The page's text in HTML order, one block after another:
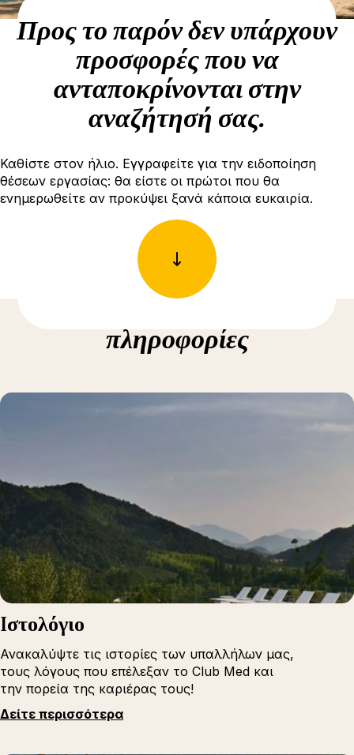
Προς το παρόν δεν υπάρχουν
προσφορές που να
ανταποκρίνονται στην
αναζήτησή σας.
Καθίστε στον ήλιο. Εγγραφείτε για την ειδοποίηση
θέσεων εργασίας: θα είστε οι πρώτοι που θα
ενημερωθείτε αν προκύψει ξανά κάποια ευκαιρία.
πληροφορίες
Iστολόγιο
Ανακαλύψτε τις ιστορίες των υπαλλήλων μας,
τους λόγους που επέλεξαν το Club Med και
την πορεία της καριέρας τους!
Δείτε περισσότερα